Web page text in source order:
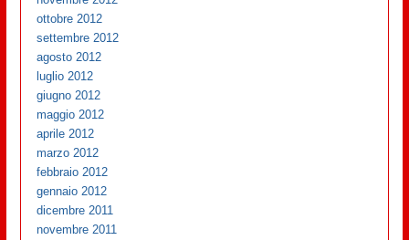
ottobre 2012
settembre 2012
agosto 2012
luglio 2012
giugno 2012
maggio 2012
aprile 2012
marzo 2012
febbraio 2012
gennaio 2012
dicembre 2011
novembre 2011